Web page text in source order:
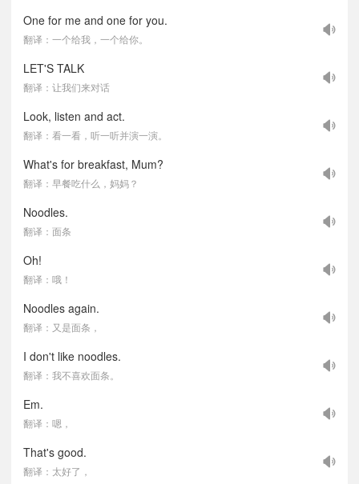
One for me and one for you.
翻译：一个给我，一个给你。
LET'S TALK
翻译：让我们来对话
Look, listen and act.
翻译：看一看，听一听并演一演。
What's for breakfast, Mum?
翻译：早餐吃什么，妈妈？
Noodles.
翻译：面条
Oh!
翻译：哦！
Noodles again.
翻译：又是面条，
I don't like noodles.
翻译：我不喜欢面条。
Em.
翻译：嗯，
That's good.
翻译：太好了，